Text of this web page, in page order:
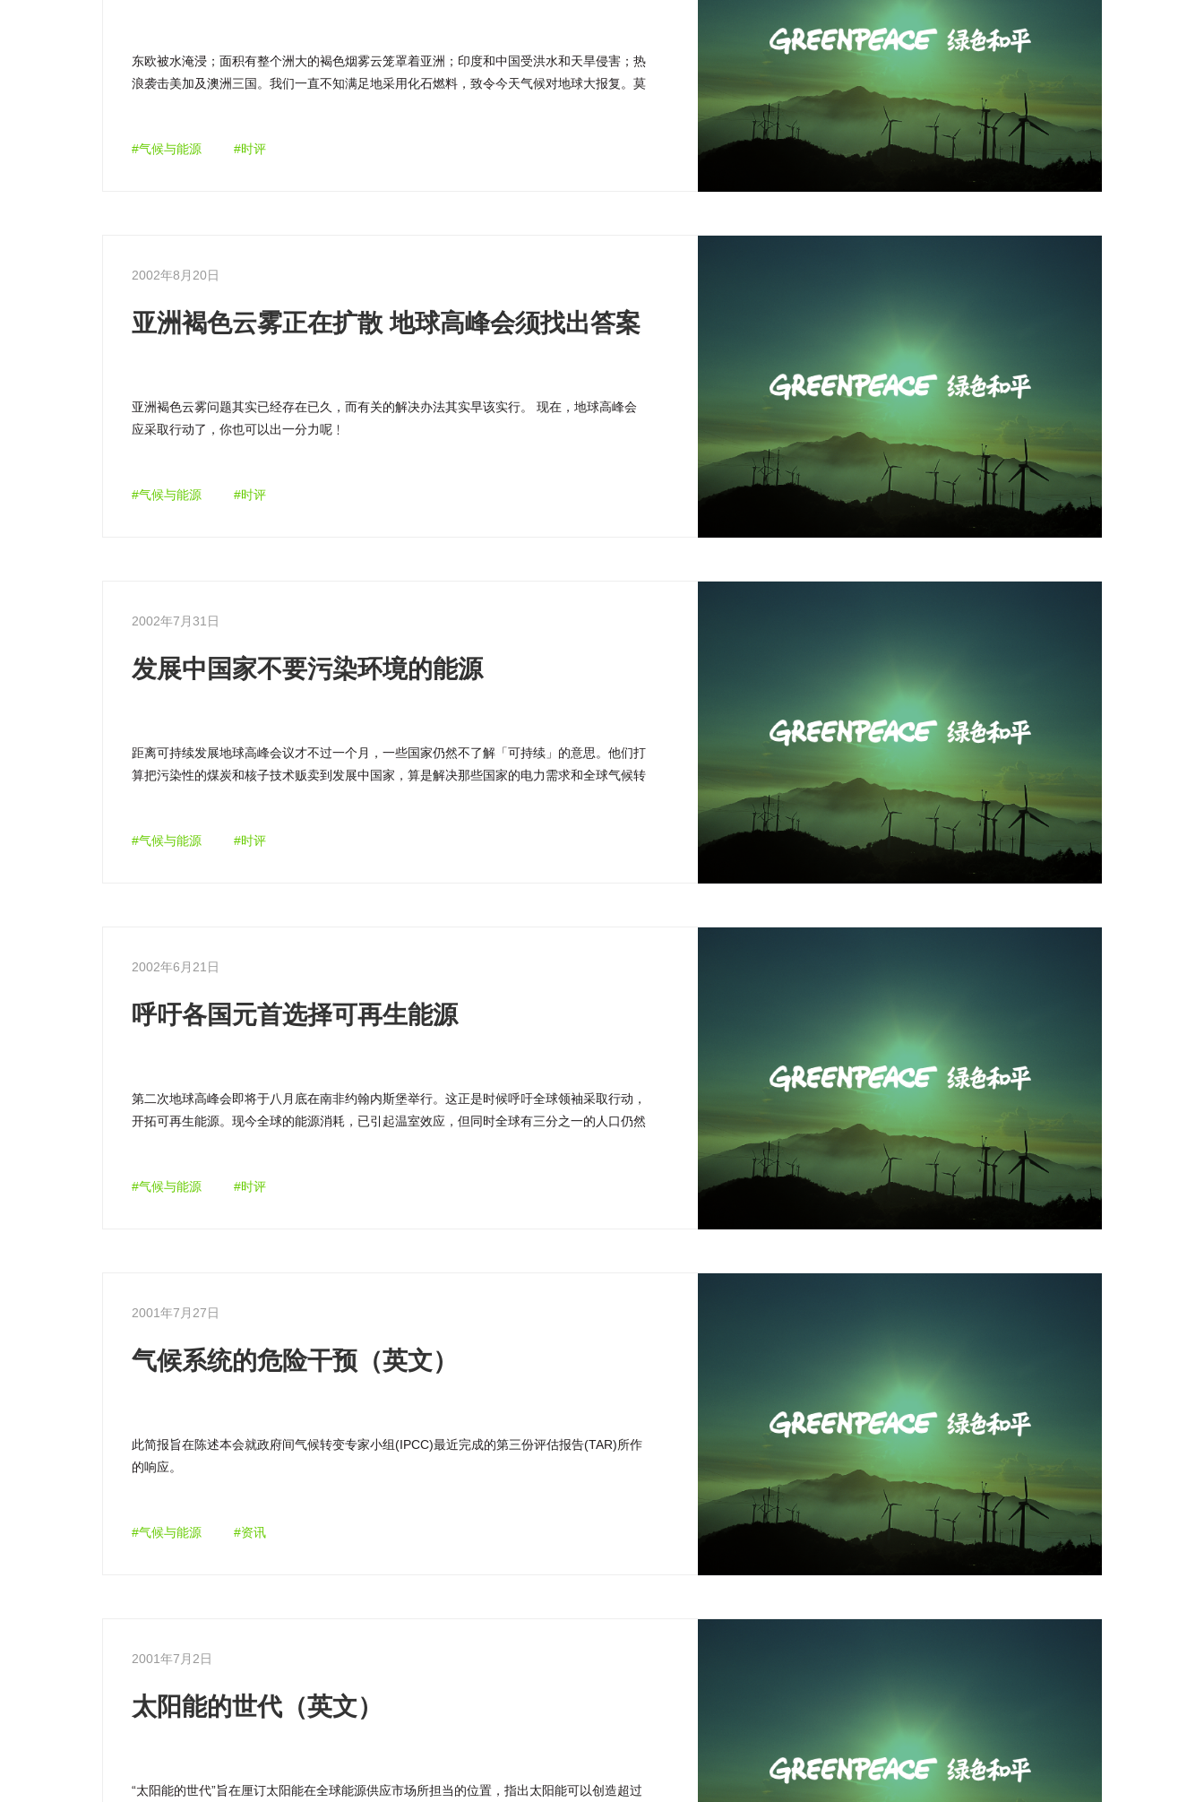
东欧被水淹浸；面积有整个洲大的褐色烟雾云笼罩着亚洲；印度和中国受洪水和天旱侵害；热
浪袭击美加及澳洲三国。我们一直不知满足地采用化石燃料，致令今天气候对地球大报复。莫
#气候与能源 #时评
2002年8月20日
亚洲褐色云雾正在扩散 地球高峰会须找出答案
亚洲褐色云雾问题其实已经存在已久，而有关的解决办法其实早该实行。 现在，地球高峰会
应采取行动了，你也可以出一分力呢﹗
#气候与能源 #时评
2002年7月31日
发展中国家不要污染环境的能源
距离可持续发展地球高峰会议才不过一个月，一些国家仍然不了解「可持续」的意思。他们打
算把污染性的煤炭和核子技术贩卖到发展中国家，算是解决那些国家的电力需求和全球气候转
#气候与能源 #时评
2002年6月21日
呼吁各国元首选择可再生能源
第二次地球高峰会即将于八月底在南非约翰内斯堡举行。这正是时候呼吁全球领袖采取行动，
开拓可再生能源。现今全球的能源消耗，已引起温室效应，但同时全球有三分之一的人口仍然
#气候与能源 #时评
2001年7月27日
气候系统的危险干预（英文）
此简报旨在陈述本会就政府间气候转变专家小组(IPCC)最近完成的第三份评估报告(TAR)所作
的响应。
#气候与能源 #资讯
2001年7月2日
太阳能的世代（英文）
“太阳能的世代”旨在厘订太阳能在全球能源供应市场所担当的位置，指出太阳能可以创造超过